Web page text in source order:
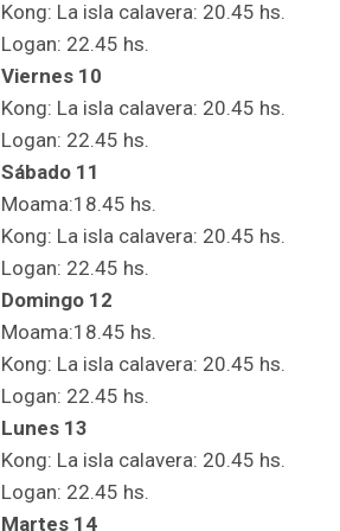
Kong: La isla calavera: 20.45 hs.
Logan: 22.45 hs.
Viernes 10
Kong: La isla calavera: 20.45 hs.
Logan: 22.45 hs.
Sábado 11
Moama:18.45 hs.
Kong: La isla calavera: 20.45 hs.
Logan: 22.45 hs.
Domingo 12
Moama:18.45 hs.
Kong: La isla calavera: 20.45 hs.
Logan: 22.45 hs.
Lunes 13
Kong: La isla calavera: 20.45 hs.
Logan: 22.45 hs.
Martes 14